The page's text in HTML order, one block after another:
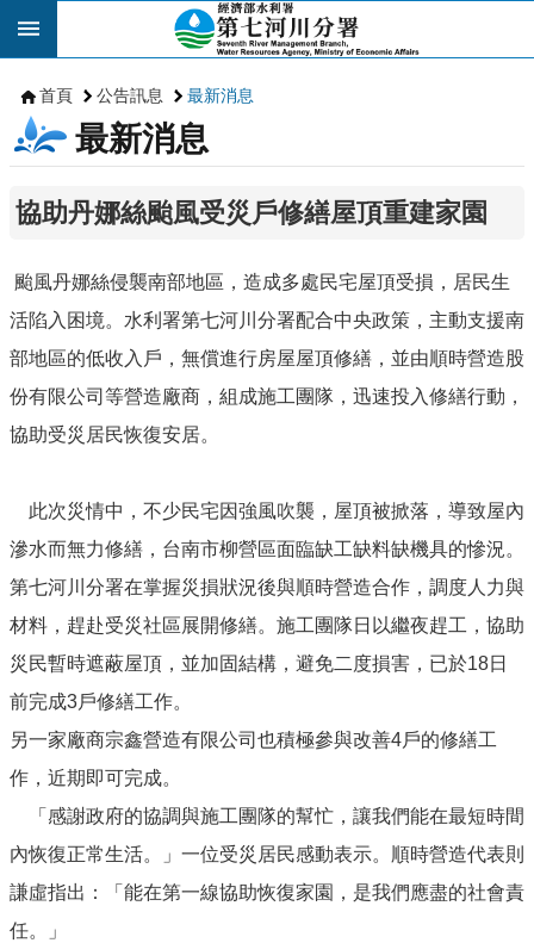
跳到主要內容區塊
首頁 公告訊息 最新消息
最新消息
協助丹娜絲颱風受災戶修繕屋頂重建家園
颱風丹娜絲侵襲南部地區，造成多處民宅屋頂受損，居民生
活陷入困境。水利署第七河川分署配合中央政策，主動支援南
部地區的低收入戶，無償進行房屋屋頂修繕，並由順時營造股
份有限公司等營造廠商，組成施工團隊，迅速投入修繕行動，
協助受災居民恢復安居。
此次災情中，不少民宅因強風吹襲，屋頂被掀落，導致屋內
滲水而無力修繕，台南市柳營區面臨缺工缺料缺機具的慘況。
第七河川分署在掌握災損狀況後與順時營造合作，調度人力與
材料，趕赴受災社區展開修繕。施工團隊日以繼夜趕工，協助
災民暫時遮蔽屋頂，並加固結構，避免二度損害，已於18日
前完成3戶修繕工作。
另一家廠商宗鑫營造有限公司也積極參與改善4戶的修繕工
作，近期即可完成。
「感謝政府的協調與施工團隊的幫忙，讓我們能在最短時間
內恢復正常生活。」一位受災居民感動表示。順時營造代表則
謙虛指出：「能在第一線協助恢復家園，是我們應盡的社會責
任。」